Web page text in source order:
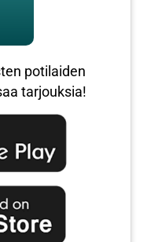
potilaiden
tarjouksia!